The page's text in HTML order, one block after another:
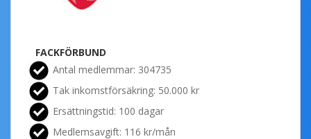
FACKFÖRBUND
Antal medlemmar: 304735
Tak inkomstförsäkring: 50.000 kr
Ersättningstid: 100 dagar
Medlemsavgift: 116 kr/mån